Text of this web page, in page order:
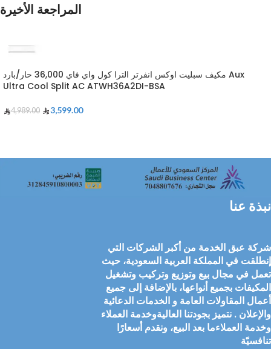
المراجعة الأخيرة
مكيف سبليت اوكس انفرتر الترا كول واي فاي 36,000 حار/بارد Aux
Ultra Cool Split AC ATWH36A2DI-BSA
4,989.00 3,599.00
نبذة عنا
شركة عبق الخدمة من أكبر الشركات التي
إنطلقت في المملكة العربية السعودية، حيث
تعمل في مجال بيع وتوزيع وتركيب وتشغيل
المكيفات بجميع أنواعها، بالإضافة إلى جميع
أعمال المقاولات العامة و الخدمات الدعائية
والإعلان . نتميز بجودتنا العاليةوخدمة العملاء
وخدمة العملاءما بعد البيع، ونقدم أسعارًا
تنافسيّة